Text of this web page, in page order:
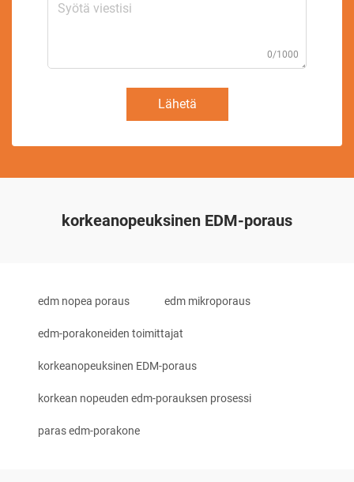
0/1000
Lähetä
korkeanopeuksinen EDM-poraus
edm nopea poraus edm mikroporaus
edm-porakoneiden toimittajat
korkeanopeuksinen EDM-poraus
korkean nopeuden edm-porauksen prosessi
paras edm-porakone